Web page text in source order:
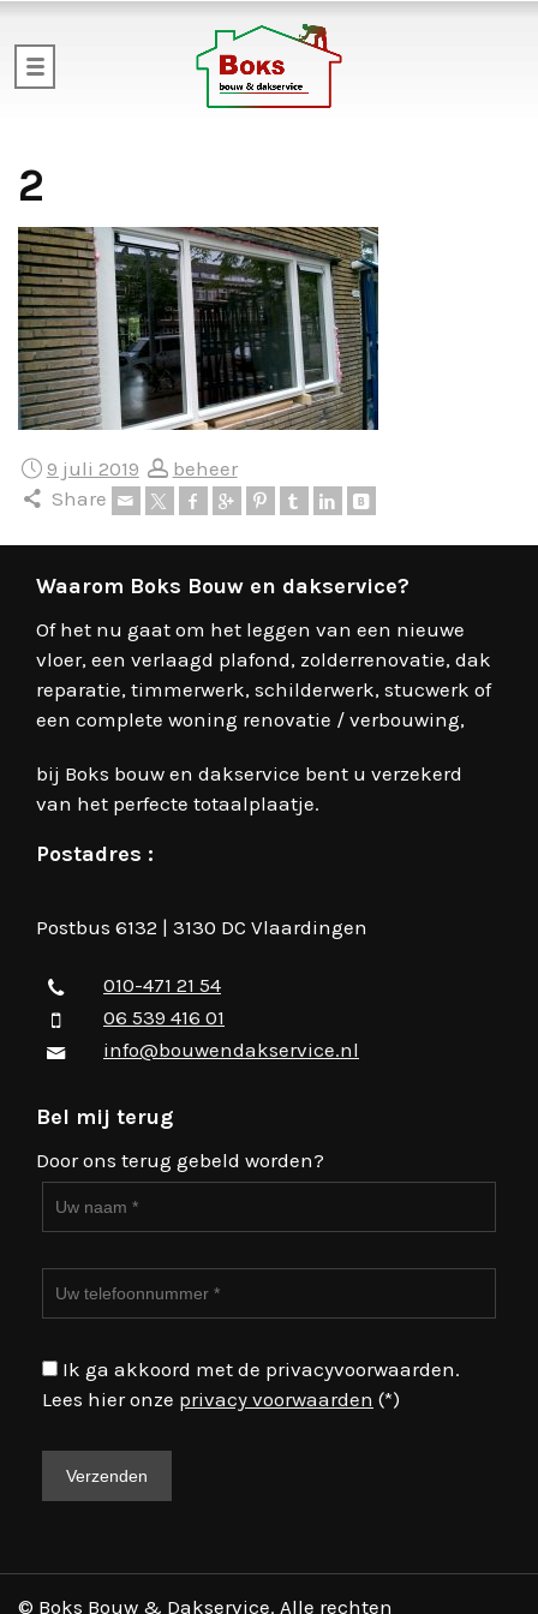
2
9 juli 2019
beheer
Share
Waarom Boks Bouw en dakservice?
Of het nu gaat om het leggen van een nieuwe
vloer, een verlaagd plafond, zolderrenovatie, dak
reparatie, timmerwerk, schilderwerk, stucwerk of
een complete woning renovatie / verbouwing,
bij Boks bouw en dakservice bent u verzekerd
van het perfecte totaalplaatje.
Postadres :
Postbus 6132 | 3130 DC Vlaardingen
010-471 21 54
06 539 416 01
info@bouwendakservice.nl
Bel mij terug
Door ons terug gebeld worden?
Ik ga akkoord met de privacyvoorwaarden.
Lees hier onze privacy voorwaarden (*)
© Boks Bouw & Dakservice. Alle rechten